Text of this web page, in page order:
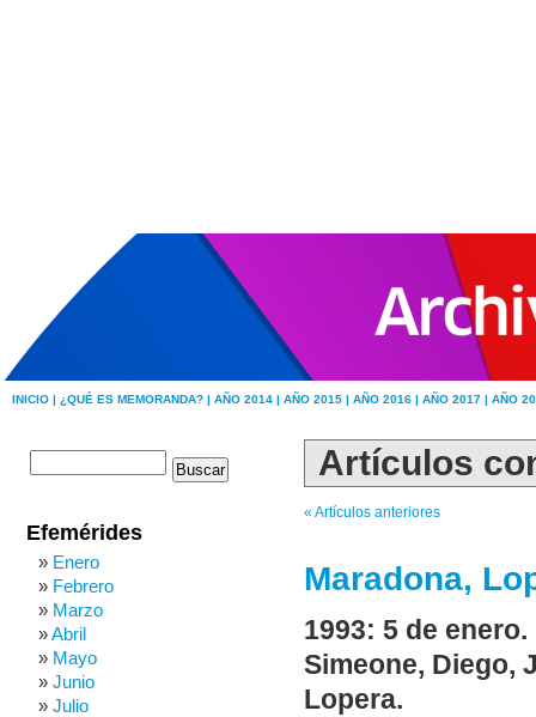
INICIO | ¿QUÉ ES MEMORANDA? | AÑO 2014 | AÑO 2015 | AÑO 2016 | AÑO 2017 | AÑO
Artículos
« Artículos anteriores
Maradona,
1993: 5 de
Simeone, Diego,
Lopera.
Efemérides
Enero
Febrero
Marzo
Abril
Mayo
Junio
Julio